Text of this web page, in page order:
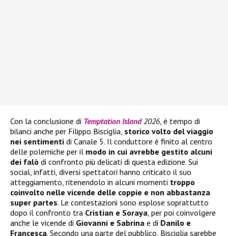
Con la conclusione di Temptation Island2026, è tempo di
bilanci anche per Filippo Bisciglia, storico volto del viaggio
nei sentimenti di Canale 5. Il conduttore è finito al centro
delle polemiche per il modo in cui avrebbe gestito alcuni
dei falò di confronto più delicati di questa edizione. Sui
social, infatti, diversi spettatori hanno criticato il suo
atteggiamento, ritenendolo in alcuni momenti troppo
coinvolto nelle vicende delle coppie e non abbastanza
super partes. Le contestazioni sono esplose soprattutto
dopo il confronto tra Cristian e Soraya, per poi coinvolgere
anche le vicende di Giovanni e Sabrina e di Danilo e
Francesca. Secondo una parte del pubblico, Bisciglia sarebbe